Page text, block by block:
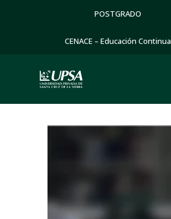
POSTGRADO
CENACE – Educación Continua